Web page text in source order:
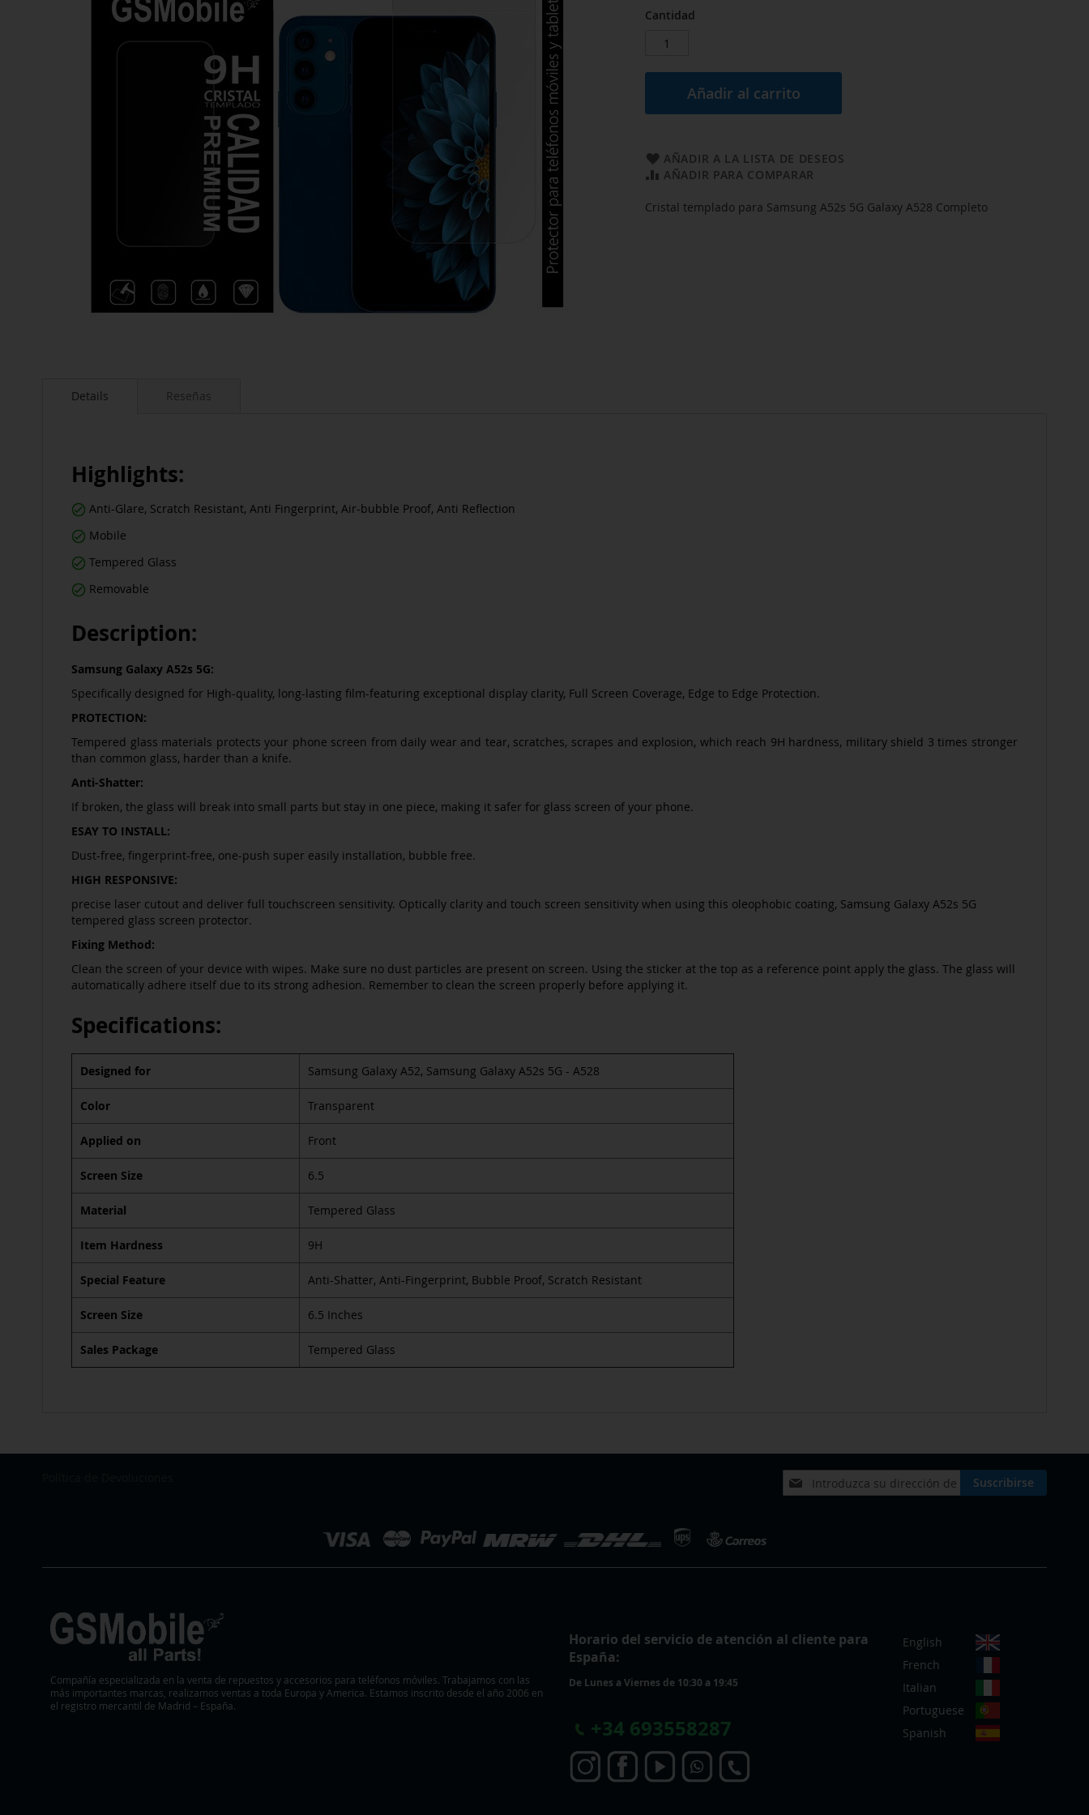
comienzo
imágenes
Cantidad
Añadir al carrito
AÑADIR A LA LISTA DE DESEOS
AÑADIR PARA COMPARAR
Cristal templado para Samsung A52s 5G Galaxy A528 Completo
Details
Highlights:
Anti-Glare, Scratch Resistant, Anti Fingerprint, Air-bubble Proof, Anti Reflection
Mobile
Tempered Glass
Removable
Description:
Samsung Galaxy A52s 5G:
Specifically designed for High-quality, long-lasting film-featuring exceptional display clarity, Full Screen Coverage, Edge to Edge Protection.
PROTECTION:
Tempered glass materials protects your phone screen from daily wear and tear, scratches, scrapes and explosion, which reach 9H hardness, military shield 3 times stronger
than common glass, harder than a knife.
Anti-Shatter:
If broken, the glass will break into small parts but stay in one piece, making it safer for glass screen of your phone.
ESAY TO INSTALL:
Dust-free, fingerprint-free, one-push super easily installation, bubble free.
HIGH RESPONSIVE:
precise laser cutout and deliver full touchscreen sensitivity. Optically clarity and touch screen sensitivity when using this oleophobic coating, Samsung Galaxy A52s 5G
tempered glass screen protector.
Fixing Method:
Clean the screen of your device with wipes. Make sure no dust particles are present on screen. Using the sticker at the top as a reference point apply the glass. The glass will
automatically adhere itself due to its strong adhesion. Remember to clean the screen properly before applying it.
Specifications:
Designed for Samsung Galaxy A52, Samsung Galaxy A52s 5G - A528
Color Transparent
Applied on Front
Screen Size 6.5
Material Tempered Glass
Item Hardness 9H
Special Feature Anti-Shatter, Anti-Fingerprint, Bubble Proof, Scratch Resistant
Screen Size 6.5 Inches
Sales Package Tempered Glass
Reseñas
Inscríbase
a
Suscribirse
Compañía especializada en la venta de repuestos y accesorios para teléfonos móviles. Trabajamos con las
más importantes marcas, realizamos ventas a toda Europa y America. Estamos inscrito desde el año 2006 en
el registro mercantil de Madrid – España.
Horario del servicio de atención al cliente para
España:
De Lunes a Viernes de 10:30 a 19:45
+34 693558287
S
l
e
c
i
English
French
Italian
Portuguese
Spanish